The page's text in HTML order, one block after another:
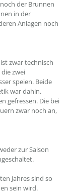
der Brunnen
in der
Anlagen noch
zwar technisch
zwei
speien. Beide
war dahin.
gefressen. Die bei
zwar noch an,
zur Saison
Jahres sind so
sein wird.